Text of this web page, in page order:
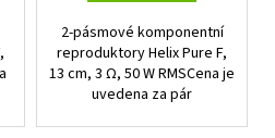
2-pásmové komponentní
reproduktory Helix Pure F,
13 cm, 3 Ω, 50 W RMSCena je
uvedena za pár